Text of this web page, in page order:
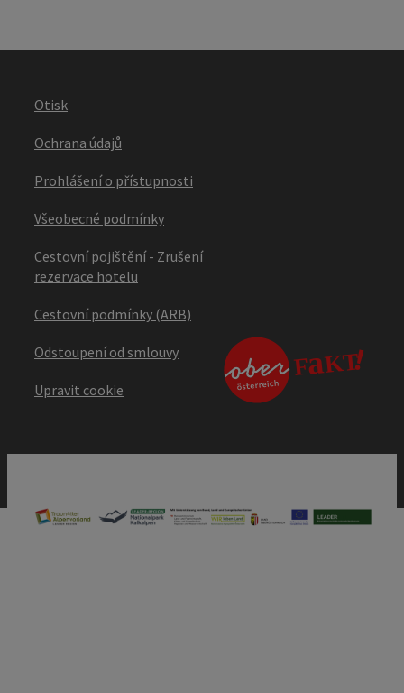
Otisk
Ochrana údajů
Prohlášení o přístupnosti
Všeobecné podmínky
Cestovní pojištění - Zrušení
rezervace hotelu
Cestovní podmínky (ARB)
Odstoupení od smlouvy
Upravit cookie